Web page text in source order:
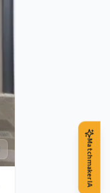
Matchmaker IA